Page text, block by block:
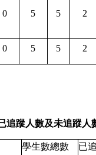
0 5 5 2
0 5 5 2
追蹤人數及未追蹤人
學生數總數 已